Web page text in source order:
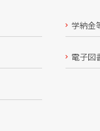
学納金
電子図